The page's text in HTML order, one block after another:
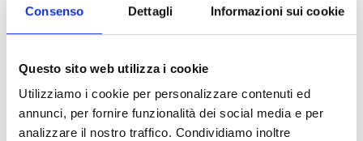
Consenso Dettagli Informazioni sui cookie
Questo sito web utilizza i cookie
Utilizziamo i cookie per personalizzare contenuti ed
annunci, per fornire funzionalità dei social media e per
analizzare il nostro traffico. Condividiamo inoltre
Info: Il Borgo dell’Arte
info@ilborgodellarte.it
www.ilborgodellarte.it